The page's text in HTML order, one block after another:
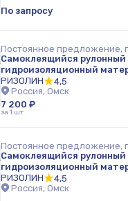
По запросу
Постоянное предложение,
Самоклеящийся рулонный
гидроизоляционный
Паробарьер АС-1.0
РИЗОЛИН
4,5
Россия, Омск
7 200 ₽
за 1 шт
Постоянное предложение,
Самоклеящийся рулонный
гидроизоляционный
Паробарьер АС-1.0
РИЗОЛИН
4,5
Россия, Омск